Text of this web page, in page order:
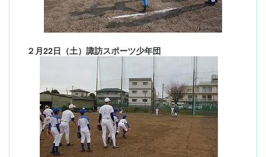
２月22日（土）諏訪スポーツ少年団